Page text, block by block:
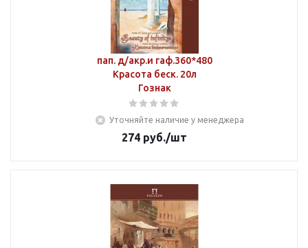
пап. д/акр.и гаф.360*480
Красота беск. 20л
Гознак
Уточняйте наличие у менеджера
274 руб./шт